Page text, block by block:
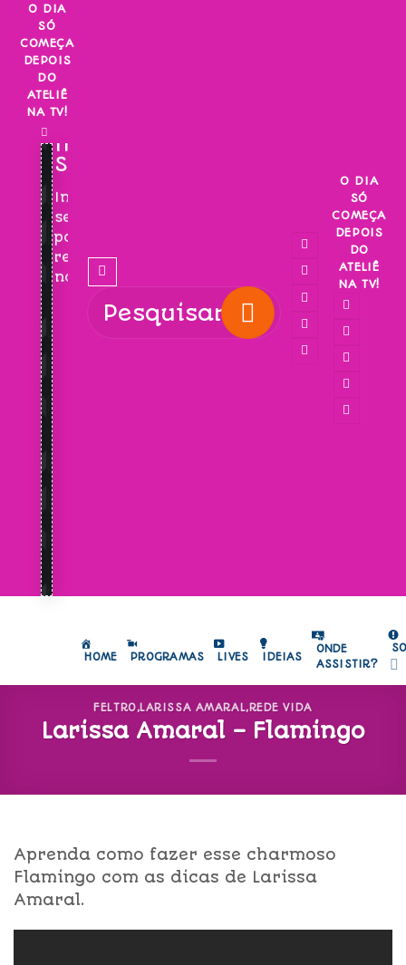
Skip
content
O DIA
SÓ
COMEÇA
DEPOIS
DO
ATELIÊ
NA TV!
INSCREVA-
SE!
Inscreva-
se
para
receber
novidades!
O DIA
SÓ
COMEÇA
DEPOIS
DO
ATELIÊ
NA TV!
HOME PROGRAMAS LIVES IDEIAS
ONDE
ASSISTIR?
FELTRO,LARISSA AMARAL,REDE VIDA
Larissa Amaral – Flamingo
Aprenda como fazer esse charmoso
Flamingo com as dicas de Larissa
Amaral.